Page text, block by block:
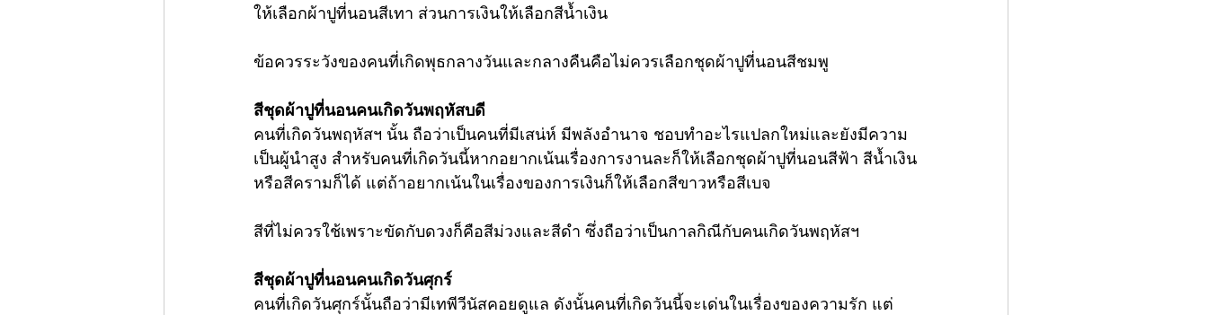
ให้เลือกผ้าปูที่นอนสีเทา ส่วนการเงินให้เลือกสีน้ำเงิน
ข้อควรระวังของคนที่เกิดพุธกลางวันและกลางคืนคือไม่ควรเลือกชุดผ้าปูที่นอนสีชมพู
สีชุดผ้าปูที่นอนคนเกิดวันพฤหัสบดี
คนที่เกิดวันพฤหัสฯ นั้น ถือว่าเป็นคนที่มีเสน่ห์ มีพลังอำนาจ ชอบทำอะไรแปลกใหม่และยังมีความ
เป็นผู้นำสูง สำหรับคนที่เกิดวันนี้หากอยากเน้นเรื่องการงานละก็ให้เลือกชุดผ้าปูที่นอนสีฟ้า สีน้ำเงิน
หรือสีครามก็ได้ แต่ถ้าอยากเน้นในเรื่องของการเงินก็ให้เลือกสีขาวหรือสีเบจ
สีที่ไม่ควรใช้เพราะขัดกับดวงก็คือสีม่วงและสีดำ ซึ่งถือว่าเป็นกาลกิณีกับคนเกิดวันพฤหัสฯ
สีชุดผ้าปูที่นอนคนเกิดวันศุกร์
คนที่เกิดวันศุกร์นั้นถือว่ามีเทพีวีนัสคอยดูแล ดังนั้นคนที่เกิดวันนี้จะเด่นในเรื่องของความรัก แต่